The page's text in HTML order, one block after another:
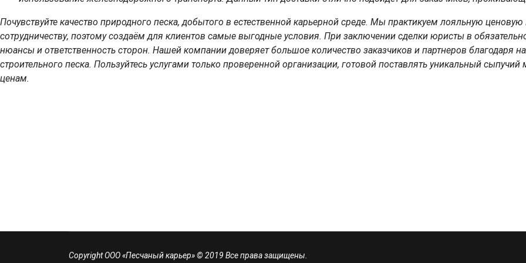
Почувствуйте качество природного песка, добытого в естественной карьерной среде. Мы практикуем лояльную
сотрудничеству, поэтому создаём для клиентов самые выгодные условия. При заключении сделки юристы в
нюансы и ответственность сторон. Нашей компании доверяет большое количество заказчиков и партнеров благодаря
строительного песка. Пользуйтесь услугами только проверенной организации, готовой поставлять уникальный
ценам.
Copyright ООО «Песчаный карьер» © 2019 Все права защищены.